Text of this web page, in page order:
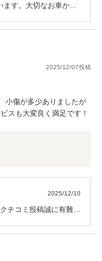
す。大切なお車から
。また今回もクロスロ
す。長く乗られてい
れからはまた新たな
ブ楽しんで下さい。メ
ます。
2025/12/07投稿
小傷が多少ありましたが
スも大変良く満足です！
2025/12/10
チコミ投稿誠に有難う
タムいっぱいされてく
しまれてください。
ベント頑張られてく